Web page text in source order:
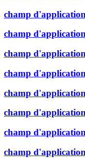
champ
champ
champ
champ
champ
champ
champ
champ